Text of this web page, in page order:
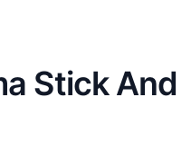
Stick And